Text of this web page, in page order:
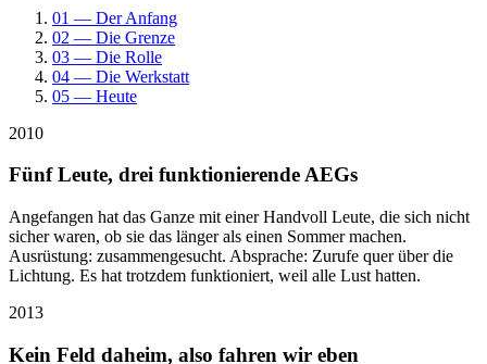
01 — Der Anfang
02 — Die Grenze
03 — Die Rolle
04 — Die Werkstatt
05 — Heute
2010
Fünf Leute, drei funktionierende AEGs
Angefangen hat das Ganze mit einer Handvoll Leute, die sich nicht
sicher waren, ob sie das länger als einen Sommer machen.
Ausrüstung: zusammengesucht. Absprache: Zurufe quer über die
Lichtung. Es hat trotzdem funktioniert, weil alle Lust hatten.
2013
Kein Feld daheim, also fahren wir eben